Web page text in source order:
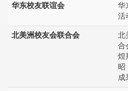
华东校友联谊会
华
活
北美洲校友会联合会
北
合
煌
昭
成